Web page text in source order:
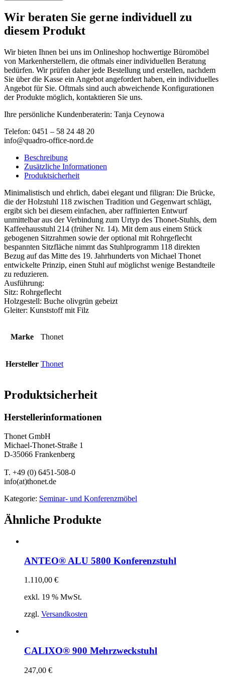
Wir beraten Sie gerne individuell zu
diesem Produkt
Wir bieten Ihnen bei uns im Onlineshop hochwertige Büromöbel
von Markenherstellern, die oftmals einer individuellen Beratung
bedürfen. Wir prüfen daher jede Bestellung und erstellen, nachdem
Sie über die Kasse ein Angebot angefordert haben, ein individuelles
Angebot für Sie. Oftmals sind auch abweichende Konfigurationen
der Produkte möglich, kontaktieren Sie uns.
Ihre persönliche Kundenberaterin: Tanja Ceynowa
Telefon: 0451 – 58 24 48 20
info@quadro-office-nord.de
Beschreibung
Zusätzliche Informationen
Produktsicherheit
Minimalistisch und ehrlich, dabei elegant und filigran: Die Brücke,
die der Holzstuhl 118 zwischen Tradition und Gegenwart schlägt,
ergibt sich bei diesem einfachen, aber raffinierten Entwurf
unmittelbar aus der Verbindung zum Urtyp des Thonet-Stuhls, dem
Kaffeehausstuhl 214 (früher Nr. 14). Mit dem aus einem Stück
gebogenen Sitzrahmen sowie der optional mit Rohrgeflecht
bespannten Sitzfläche nimmt das Stuhlprogramm 118 direkten
Bezug auf das Mitte des 19. Jahrhunderts von Michael Thonet
entwickelte Prinzip, einen Stuhl auf möglichst wenige Bestandteile
zu reduzieren.
Ausführung:
Sitz: Rohrgeflecht
Holzgestell: Buche olivgrün gebeizt
Gleiter: Kunststoff mit Filz
Marke Thonet
Hersteller Thonet
Produktsicherheit
Herstellerinformationen
Thonet GmbH
Michael-Thonet-Straße 1
D-35066 Frankenberg
T. +49 (0) 6451-508-0
info(at)thonet.de
Kategorie: Seminar- und Konferenzmöbel
Ähnliche Produkte
ANTEO® ALU 5800 Konferenzstuhl
1.110,00 €
exkl. 19 % MwSt.
zzgl. Versandkosten
CALIXO® 900 Mehrzweckstuhl
247,00 €